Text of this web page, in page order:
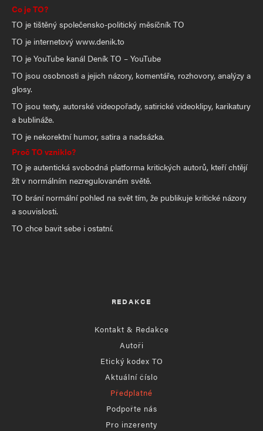
Co je TO?
TO je tištěný společensko-politický měsíčník TO
TO je internetový www.denik.to
TO je YouTube kanál Deník TO – YouTube
TO jsou osobnosti a jejich názory, komentáře, rozhovory, analýzy a
glosy.
TO jsou texty, autorské videopořady, satirické videoklipy, karikatury
a bublináže.
TO je nekorektní humor, satira a nadsázka.
Proč TO vzniklo?
TO je autentická svobodná platforma kritických autorů, kteří chtějí
žít v normálním nezregulovaném světě.
TO brání normální pohled na svět tím, že publikuje kritické názory
a souvislosti.
TO chce bavit sebe i ostatní.
REDAKCE
Kontakt & Redakce
Autoři
Etický kodex TO
Aktuální číslo
Předplatné
Podpořte nás
Pro inzerenty